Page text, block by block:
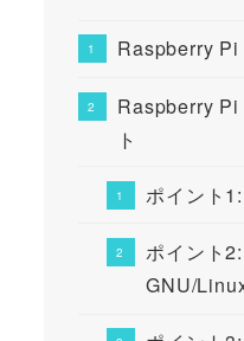
Raspberry
Raspberry Pi
ト
ポイント
ポイント
GNU/